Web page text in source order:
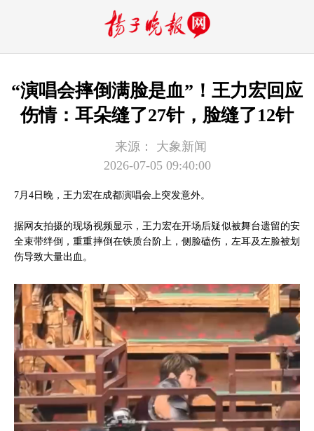
“演唱会摔倒满脸是血”！王力宏回应
伤情：耳朵缝了27针，脸缝了12针
来源：
大象新闻
2026-07-05 09:40:00
7月4日晚，王力宏在成都演唱会上突发意外。
据网友拍摄的现场视频显示，王力宏在开场后疑似被舞台遗留的安
全束带绊倒，重重摔倒在铁质台阶上，侧脸磕伤，左耳及左脸被划
伤导致大量出血。